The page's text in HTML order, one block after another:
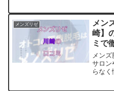
た。
できま
メンズリゼ
メン
崎】
ミで
メン
サロン
らなく